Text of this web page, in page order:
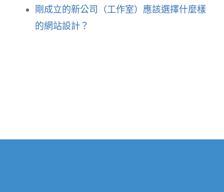
剛成立的新公司（工作室）應該選擇什麼樣
的網站設計？